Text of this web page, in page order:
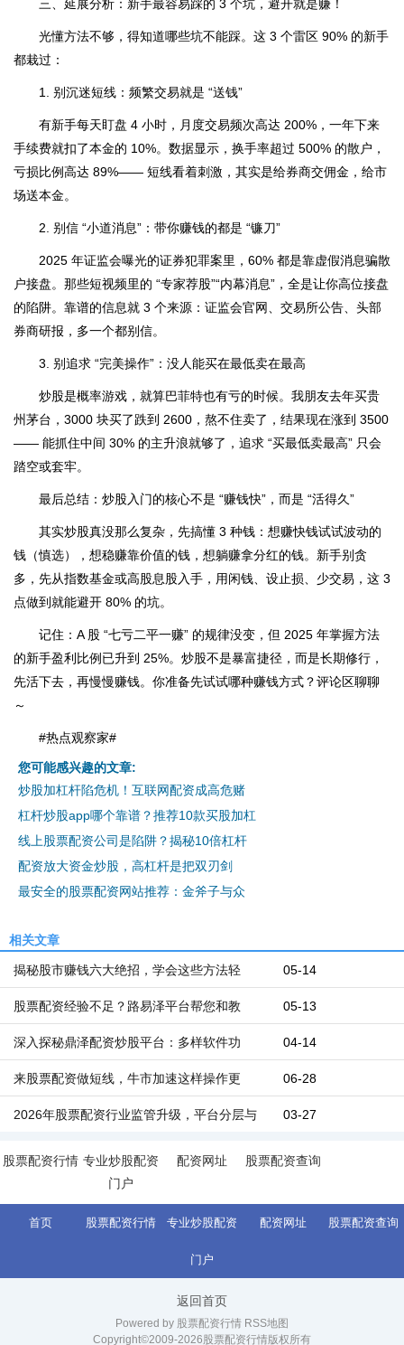
三、延展分析：新手最容易踩的 3 个坑，避开就是赚！
光懂方法不够，得知道哪些坑不能踩。这 3 个雷区 90% 的新手
都栽过：
1. 别沉迷短线：频繁交易就是 “送钱”
有新手每天盯盘 4 小时，月度交易频次高达 200%，一年下来
手续费就扣了本金的 10%。数据显示，换手率超过 500% 的散户，
亏损比例高达 89%—— 短线看着刺激，其实是给券商交佣金，给市
场送本金。
2. 别信 “小道消息”：带你赚钱的都是 “镰刀”
2025 年证监会曝光的证券犯罪案里，60% 都是靠虚假消息骗散
户接盘。那些短视频里的 “专家荐股”“内幕消息”，全是让你高位接盘
的陷阱。靠谱的信息就 3 个来源：证监会官网、交易所公告、头部
券商研报，多一个都别信。
3. 别追求 “完美操作”：没人能买在最低卖在最高
炒股是概率游戏，就算巴菲特也有亏的时候。我朋友去年买贵
州茅台，3000 块买了跌到 2600，熬不住卖了，结果现在涨到 3500
—— 能抓住中间 30% 的主升浪就够了，追求 “买最低卖最高” 只会
踏空或套牢。
最后总结：炒股入门的核心不是 “赚钱快”，而是 “活得久”
其实炒股真没那么复杂，先搞懂 3 种钱：想赚快钱试试波动的
钱（慎选），想稳赚靠价值的钱，想躺赚拿分红的钱。新手别贪
多，先从指数基金或高股息股入手，用闲钱、设止损、少交易，这 3
点做到就能避开 80% 的坑。
记住：A 股 “七亏二平一赚” 的规律没变，但 2025 年掌握方法
的新手盈利比例已升到 25%。炒股不是暴富捷径，而是长期修行，
先活下去，再慢慢赚钱。你准备先试试哪种赚钱方式？评论区聊聊
～
#热点观察家#
您可能感兴趣的文章:
炒股加杠杆陷危机！互联网配资成高危赌
杠杆炒股app哪个靠谱？推荐10款买股加杠
线上股票配资公司是陷阱？揭秘10倍杠杆
配资放大资金炒股，高杠杆是把双刃剑
最安全的股票配资网站推荐：金斧子与众
相关文章
05-14
揭秘股市赚钱六大绝招，学会这些方法轻
05-13
股票配资经验不足？路易泽平台帮您和教
04-14
深入探秘鼎泽配资炒股平台：多样软件功
06-28
来股票配资做短线，牛市加速这样操作更
03-27
2026年股票配资行业监管升级，平台分层与
股票配资行情 专业炒股配资
门户
配资网址 股票配资查询
首页 股票配资行情 专业炒股配资
门户
配资网址 股票配资查询
返回首页
Powered by 股票配资行情 RSS地图
Copyright©2009-2026股票配资行情版权所有